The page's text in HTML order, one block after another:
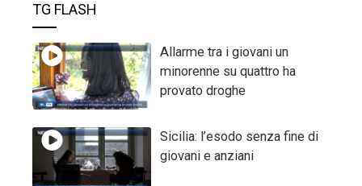
TG FLASH
Allarme tra i giovani un
minorenne su quattro ha
provato droghe
Sicilia: l’esodo senza fine di
giovani e anziani